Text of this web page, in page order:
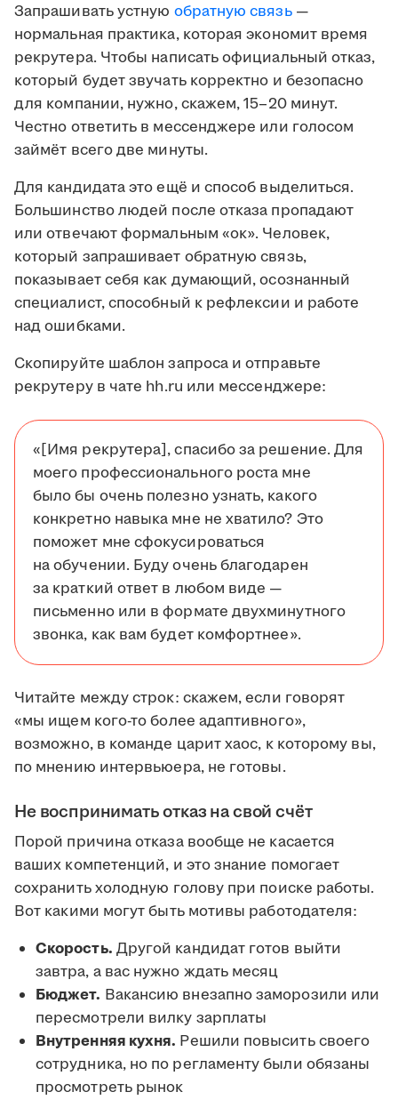
Запрашивать устную обратную связь—
нормальная практика, которая экономит время
рекрутера. Чтобы написать официальный отказ,
который будет звучать корректно и безопасно
для компании, нужно, скажем, 15–20 минут.
Честно ответить в мессенджере или голосом
займёт всего две минуты.
Для кандидата это ещё и способ выделиться.
Большинство людей после отказа пропадают
или отвечают формальным «ок». Человек,
который запрашивает обратную связь,
показывает себя как думающий, осознанный
специалист, способный к рефлексии и работе
над ошибками.
Скопируйте шаблон запроса и отправьте
рекрутеру в чате hh.ru или мессенджере:
«[Имя рекрутера], спасибо за решение. Для
моего профессионального роста мне
было бы очень полезно узнать, какого
конкретно навыка мне не хватило? Это
поможет мне сфокусироваться
на обучении. Буду очень благодарен
за краткий ответ в любом виде —
письменно или в формате двухминутного
звонка, как вам будет комфортнее».
Читайте между строк: скажем, если говорят
«мы ищем кого-то более адаптивного»,
возможно, в команде царит хаос, к которому вы,
по мнению интервьюера, не готовы.
Не воспринимать отказ на свой счёт
Порой причина отказа вообще не касается
ваших компетенций, и это знание помогает
сохранить холодную голову при поиске работы.
Вот какими могут быть мотивы работодателя:
Скорость. Другой кандидат готов выйти
завтра, а вас нужно ждать месяц
Бюджет. Вакансию внезапно заморозили или
пересмотрели вилку зарплаты
Внутренняя кухня. Решили повысить своего
сотрудника, но по регламенту были обязаны
просмотреть рынок